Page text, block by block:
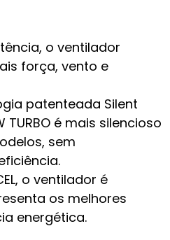
o ventilador
força, vento e
patenteada Silent
TURBO é mais silencioso
sem
o ventilador é
os melhores
energética.